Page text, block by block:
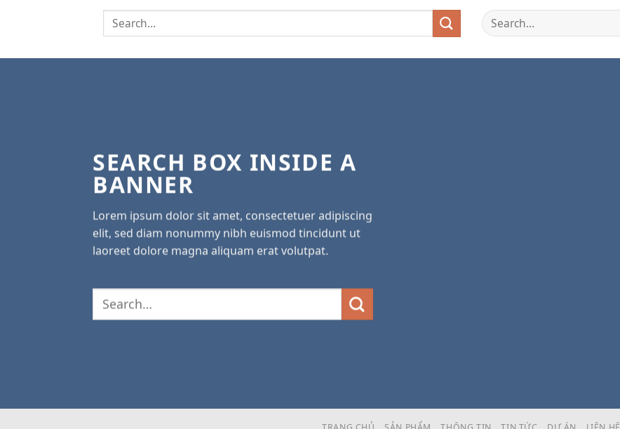
Search
for:
Search
for:
SEARCH BOX INSIDE A
BANNER
Lorem ipsum dolor sit amet, consectetuer adipiscing
elit, sed diam nonummy nibh euismod tincidunt ut
laoreet dolore magna aliquam erat volutpat.
Search
for: